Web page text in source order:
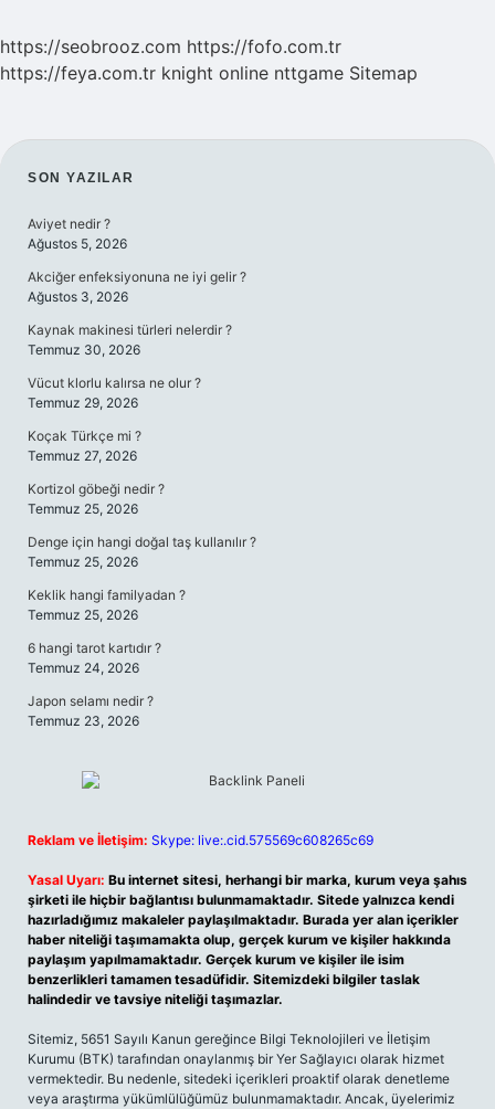
https://seobrooz.com https://fofo.com.tr
https://feya.com.tr knight online nttgame Sitemap
SIDEBAR
SON YAZILAR
Aviyet nedir ?
Ağustos 5, 2026
Akciğer enfeksiyonuna ne iyi gelir ?
Ağustos 3, 2026
Kaynak makinesi türleri nelerdir ?
Temmuz 30, 2026
Vücut klorlu kalırsa ne olur ?
Temmuz 29, 2026
Koçak Türkçe mi ?
Temmuz 27, 2026
Kortizol göbeği nedir ?
Temmuz 25, 2026
Denge için hangi doğal taş kullanılır ?
Temmuz 25, 2026
Keklik hangi familyadan ?
Temmuz 25, 2026
6 hangi tarot kartıdır ?
Temmuz 24, 2026
Japon selamı nedir ?
Temmuz 23, 2026
Reklam ve İletişim: Skype: live:.cid.575569c608265c69
Yasal Uyarı: Bu internet sitesi, herhangi bir marka, kurum veya şahıs
şirketi ile hiçbir bağlantısı bulunmamaktadır. Sitede yalnızca kendi
hazırladığımız makaleler paylaşılmaktadır. Burada yer alan içerikler
haber niteliği taşımamakta olup, gerçek kurum ve kişiler hakkında
paylaşım yapılmamaktadır. Gerçek kurum ve kişiler ile isim
benzerlikleri tamamen tesadüfidir. Sitemizdeki bilgiler taslak
halindedir ve tavsiye niteliği taşımazlar.
Sitemiz, 5651 Sayılı Kanun gereğince Bilgi Teknolojileri ve İletişim
Kurumu (BTK) tarafından onaylanmış bir Yer Sağlayıcı olarak hizmet
vermektedir. Bu nedenle, sitedeki içerikleri proaktif olarak denetleme
veya araştırma yükümlülüğümüz bulunmamaktadır. Ancak, üyelerimiz